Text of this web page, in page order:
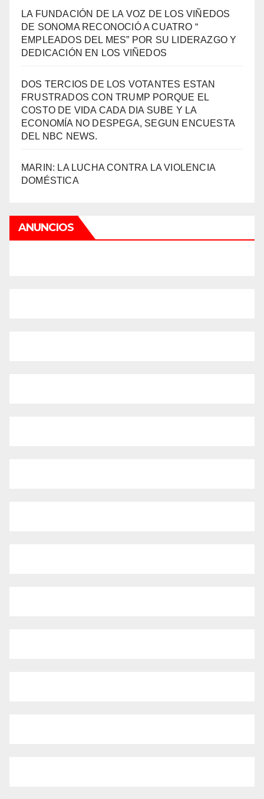
LA FUNDACIÓN DE LA VOZ DE LOS VIÑEDOS
DE SONOMA RECONOCIÓ A CUATRO “
EMPLEADOS DEL MES” POR SU LIDERAZGO Y
DEDICACIÓN EN LOS VIÑEDOS
DOS TERCIOS DE LOS VOTANTES ESTAN
FRUSTRADOS CON TRUMP PORQUE EL
COSTO DE VIDA CADA DIA SUBE Y LA
ECONOMÍA NO DESPEGA, SEGUN ENCUESTA
DEL NBC NEWS.
MARIN: LA LUCHA CONTRA LA VIOLENCIA
DOMÉSTICA
ANUNCIOS